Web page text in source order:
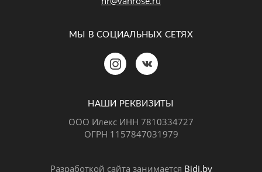
МЫ В СОЦИАЛЬНЫХ СЕТЯХ
НАШИ РЕКВИЗИТЫ
ООО Илекс ИНН 7810334727
ОГРН 1157847031979
Разработкой сайта занимается Bidi.by
Позвонить Telegram